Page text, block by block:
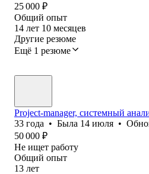
25 000 ₽
Общий опыт
14 лет 10 месяцев
Другие резюме
Ещё 1 резюме
Project-manager, системный
33 года • Была 14 июля •
50 000 ₽
Не ищет работу
Общий опыт
13 лет